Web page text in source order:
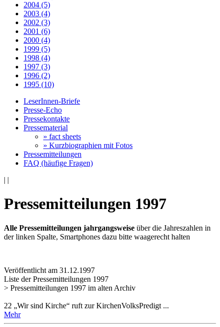
2004 (5)
2003 (4)
2002 (3)
2001 (6)
2000 (4)
1999 (5)
1998 (4)
1997 (3)
1996 (2)
1995 (10)
LeserInnen-Briefe
Presse-Echo
Pressekontakte
Pressematerial
» fact sheets
» Kurzbiographien mit Fotos
Pressemitteilungen
FAQ (häufige Fragen)
| |
Pressemitteilungen 1997
Alle Pressemitteilungen jahrgangsweise über die Jahreszahlen in
der linken Spalte, Smartphones dazu bitte waagerecht halten
Veröffentlicht am 31­.12.1997
Liste der Pressemitteilungen 1997
> Pressemitteilungen 1997 im alten Archiv
22 „Wir sind Kirche“ ruft zur KirchenVolksPredigt ...
Mehr